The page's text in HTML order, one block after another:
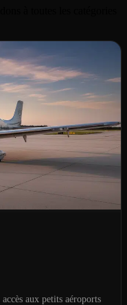
aux petits aéroports